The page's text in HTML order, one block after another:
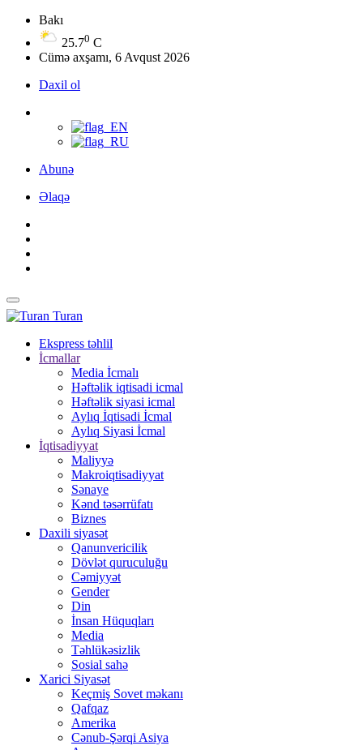
Bakı
25.70 C
Cümə axşamı, 6 Avqust 2026
Daxil ol
Abunə
Əlaqə
Turan
Ekspress təhlil
İcmallar
Media İcmalı
Həftəlik iqtisadi icmal
Həftəlik siyasi icmal
Aylıq İqtisadi İcmal
Aylıq Siyasi İcmal
İqtisadiyyat
Maliyyə
Makroiqtisadiyyat
Sənaye
Kənd təsərrüfatı
Biznes
Daxili siyasət
Qanunvericilik
Dövlət quruculuğu
Cəmiyyət
Gender
Din
İnsan Hüquqları
Media
Təhlükəsizlik
Sosial sahə
Xarici Siyasət
Keçmiş Sovet məkanı
Qafqaz
Amerika
Cənub-Şərqi Asiya